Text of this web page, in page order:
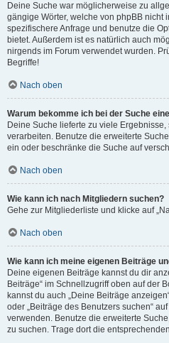
Deine Suche war möglicherweise zu
gängige Wörter, welche von phpBB nicht
spezifischere Anfrage und benutze die
bietet. Außerdem ist es natürlich auch
nirgends im Forum verwendet wurden.
Begriffe!
Nach oben
Warum bekomme ich bei der Suche
Deine Suche lieferte zu viele
verarbeiten. Benutze die erweiterte
ein oder beschränke die Suche auf
Nach oben
Wie kann ich nach Mitgliedern suchen?
Gehe zur Mitgliederliste und klicke auf
Nach oben
Wie kann ich meine eigenen Beiträge
Deine eigenen Beiträge kannst du dir
Beiträge“ im Schnellzugriff oben auf der
kannst du auch „Deine Beiträge
oder „Beiträge des Benutzers suchen“
verwenden. Benutze die erweiterte
zu suchen. Trage dort die